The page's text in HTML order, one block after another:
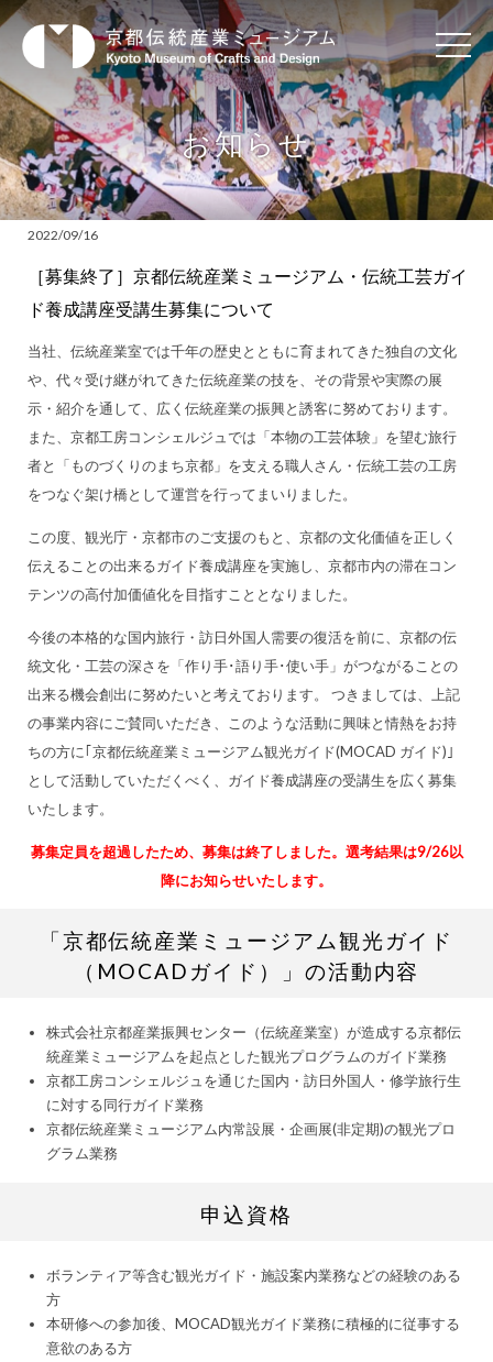
お知らせ
2022/09/16
［募集終了］京都伝統産業ミュージアム・伝統工芸ガイ
ド養成講座受講生募集について
当社、伝統産業室では千年の歴史とともに育まれてきた独自の文化
や、代々受け継がれてきた伝統産業の技を、その背景や実際の展
示・紹介を通して、広く伝統産業の振興と誘客に努めております。
また、京都工房コンシェルジュでは「本物の工芸体験」を望む旅行
者と「ものづくりのまち京都」を支える職人さん・伝統工芸の工房
をつなぐ架け橋として運営を行ってまいりました。
この度、観光庁・京都市のご支援のもと、京都の文化価値を正しく
伝えることの出来るガイド養成講座を実施し、京都市内の滞在コン
テンツの高付加価値化を目指すこととなりました。
今後の本格的な国内旅行・訪日外国人需要の復活を前に、京都の伝
統文化・工芸の深さを「作り手･語り手･使い手」がつながることの
出来る機会創出に努めたいと考えております。 つきましては、上記
の事業内容にご賛同いただき、このような活動に興味と情熱をお持
ちの方に｢京都伝統産業ミュージアム観光ガイド(MOCAD ガイド)｣
として活動していただくべく、ガイド養成講座の受講生を広く募集
いたします。
募集定員を超過したため、募集は終了しました。選考結果は9/26以
降にお知らせいたします。
「京都伝統産業ミュージアム観光ガイド
（MOCADガイド）」の活動内容
株式会社京都産業振興センター（伝統産業室）が造成する京都伝
統産業ミュージアムを起点とした観光プログラムのガイド業務
京都工房コンシェルジュを通じた国内・訪日外国人・修学旅行生
に対する同行ガイド業務
京都伝統産業ミュージアム内常設展・企画展(非定期)の観光プロ
グラム業務
申込資格
ボランティア等含む観光ガイド・施設案内業務などの経験のある
方
本研修への参加後、MOCAD観光ガイド業務に積極的に従事する
意欲のある方